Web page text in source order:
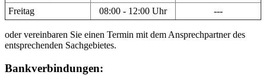
Freitag
08:00 - 12:00 Uhr ---
oder vereinbaren Sie einen Termin mit dem Ansprechpartner des
entsprechenden Sachgebietes.
Bankverbindungen: